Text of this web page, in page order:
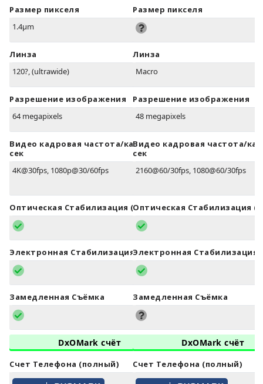
Размер пикселя
1.4µm
Линза
120?, (ultrawide)
Разрешение изображения
64 megapixels
Видео кадровая частота/кадров в
сек
4K@30fps, 1080p@30/60fps
Оптическая Стабилизация (OIS)
Электронная Стабилизация (EIS)
Замедленная Съёмка
DxOMark счёт
Счет Телефона (полный)
Размер пикселя
Линза
Macro
Разрешение изображения
48 megapixels
Видео кадровая частота/
сек
2160@60/30fps, 1080@60/30fps
Оптическая Стабилизация
Электронная Стабилизация
Замедленная Съёмка
DxOMark счёт
Счет Телефона (полный)